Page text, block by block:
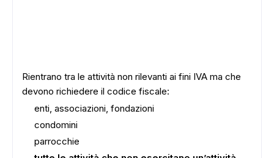
Rientrano tra le attività non rilevanti ai fini IVA ma che
devono richiedere il codice fiscale:
enti, associazioni, fondazioni
condomini
parrocchie